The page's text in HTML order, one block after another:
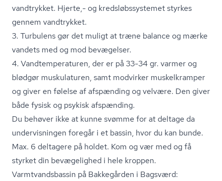
vandtrykket. Hjerte,- og kredsløbs­sy­ste­met styrkes
gennem vandtrykket.
3. Turbulens gør det muligt at træne balance og mærke
vandets med og mod bevægelser.
4. Vand­tem­pe­ra­tu­ren, der er på 33-34 gr. varmer og
blødgør muskulaturen, samt modvirker muskelkramper
og giver en følelse af afspænding og velvære. Den giver
både fysisk og psykisk afspænding.
Du behøver ikke at kunne svømme for at deltage da
undervisningen foregår i et bassin, hvor du kan bunde.
Max. 6 deltagere på holdet. Kom og vær med og få
styrket din bevægelighed i hele kroppen.
Varmtvands­bas­sin på Bakkegården i Bagsværd: